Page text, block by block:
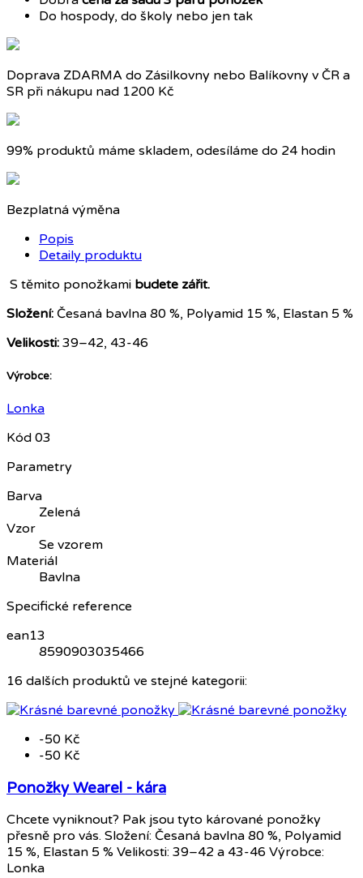
Do hospody, do školy nebo jen tak
Doprava ZDARMA do Zásilkovny nebo Balíkovny v ČR a
SR při nákupu nad 1200 Kč
99% produktů máme skladem, odesíláme do 24 hodin
Bezplatná výměna
Popis
Detaily produktu
S těmito ponožkami budete zářit.
Složení: Česaná bavlna 80 %, Polyamid 15 %, Elastan 5 %
Velikosti: 39–42, 43-46
Výrobce:
Lonka
Kód 03
Parametry
Barva
Zelená
Vzor
Se vzorem
Materiál
Bavlna
Specifické reference
ean13
8590903035466
16 dalších produktů ve stejné kategorii:
-50 Kč
-50 Kč
Ponožky Wearel - kára
Chcete vyniknout? Pak jsou tyto kárované ponožky
přesně pro vás. Složení: Česaná bavlna 80 %, Polyamid
15 %, Elastan 5 % Velikosti: 39–42 a 43-46 Výrobce:
Lonka